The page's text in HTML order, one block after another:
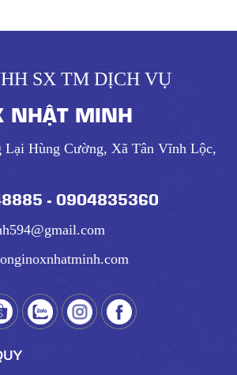
SX TM DỊCH VỤ
MINH
Hùng Cường, Xã Tân Vĩnh Lộc,
- 0904835360